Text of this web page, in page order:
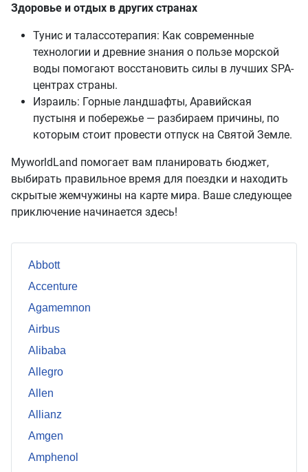
Здоровье и отдых в других странах
Тунис и талассотерапия: Как современные
технологии и древние знания о пользе морской
воды помогают восстановить силы в лучших SPA-
центрах страны.
Израиль: Горные ландшафты, Аравийская
пустыня и побережье — разбираем причины, по
которым стоит провести отпуск на Святой Земле.
MyworldLand помогает вам планировать бюджет,
выбирать правильное время для поездки и находить
скрытые жемчужины на карте мира. Ваше следующее
приключение начинается здесь!
Abbott
Accenture
Agamemnon
Airbus
Alibaba
Allegro
Allen
Allianz
Amgen
Amphenol